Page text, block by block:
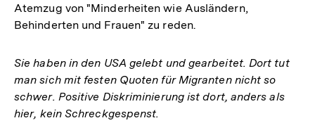
Atemzug von "Minderheiten wie Ausländern,
Behinderten und Frauen" zu reden.
Sie haben in den USA gelebt und gearbeitet. Dort tut
man sich mit festen Quoten für Migranten nicht so
schwer. Positive Diskriminierung ist dort, anders als
hier, kein Schreckgespenst.